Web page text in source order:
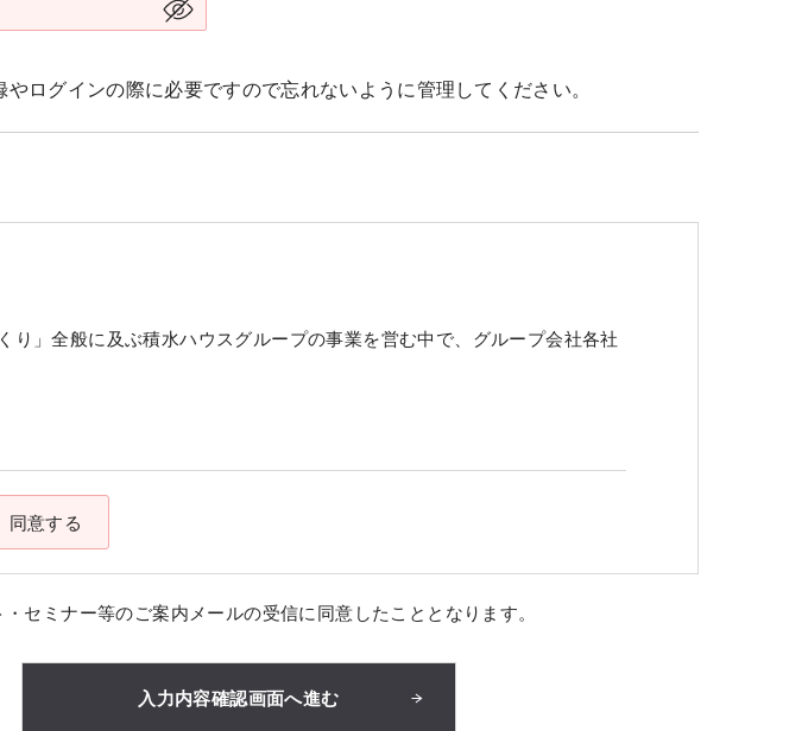
ログインの際に必要ですので忘れないように管理してください。
」全般に及ぶ積水ハウスグループの事業を営む中で、グループ会社各社
同意する
セミナー等のご案内メールの受信に同意したこととなります。